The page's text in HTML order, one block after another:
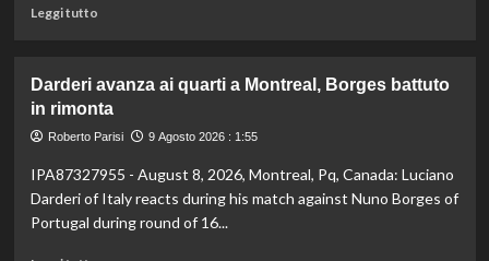
difendere
gli
ori
Roma
Leggi tuttoLeggi
All’Inter
il
primo
d’Italia
stagionale,
Juventus
Darderi avanza ai quarti a Montreal, Borges battuto
in rimonta
Roberto Parisi 9 Agosto 2026 : 1:55
IPA87327955 - August 8, 2026, Montreal, Pq, Canada: Luciano
Darderi of Italy reacts during his match against Nuno Borges of
Portugal during round of 16...